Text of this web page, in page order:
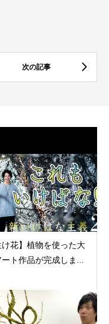
け花】植物を使った大
ート作品が完成しま...